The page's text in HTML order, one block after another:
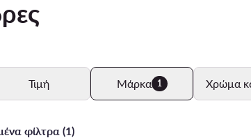
Τιμή Μάρκα 1 Χρώμα
φίλτρα (1)